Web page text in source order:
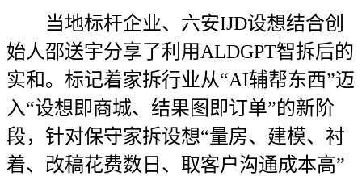
当地标杆企业、六安IJD设想结合创
始人邵送宇分享了利用ALDGPT智拆后的
实和。标记着家拆行业从“AI辅帮东西”迈
入“设想即商城、结果图即订单”的新阶
段，针对保守家拆设想“量房、建模、衬
着、改稿花费数日、取客户沟通成本高”